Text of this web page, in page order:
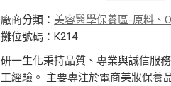
廠商分類：美容醫學保養區-原料、
攤位號碼：K214
研一生化秉持品質、專業與誠信服
工經驗。 主要專注於電商美妝保養